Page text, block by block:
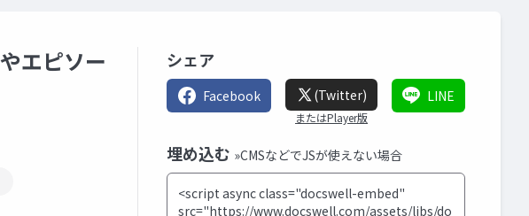
エピソー
シェア
Facebook (Twitter)
またはPlayer版
LINE
埋め込む »CMSなどでJSが使えない場合